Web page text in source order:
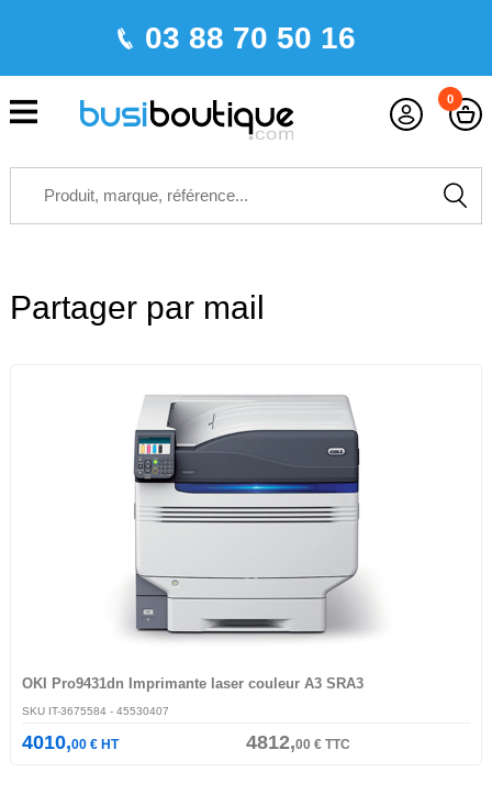
03 88 70 50 16
0
Partager par mail
OKI Pro9431dn Imprimante laser couleur A3 SRA3
SKU IT-3675584- 45530407
4010,00€HT 4812,00€TTC